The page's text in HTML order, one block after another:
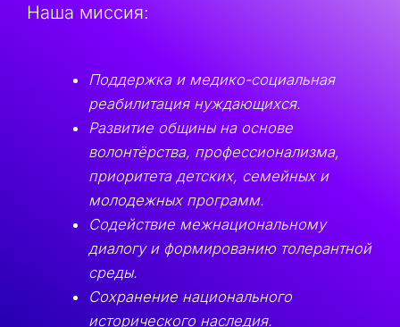
Наша миссия:
Поддержка и медико-социальная
реабилитация нуждающихся.
Развитие общины на основе
волонтёрства, профессионализма,
приоритета детских, семейных и
молодежных программ.
Содействие межнациональному
диалогу и формированию толерантной
среды.
Сохранение национального
исторического наследия.